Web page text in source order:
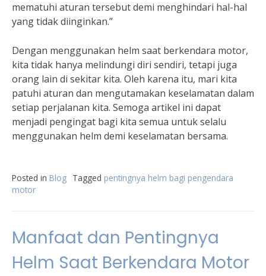
mematuhi aturan tersebut demi menghindari hal-hal
yang tidak diinginkan.”
Dengan menggunakan helm saat berkendara motor,
kita tidak hanya melindungi diri sendiri, tetapi juga
orang lain di sekitar kita. Oleh karena itu, mari kita
patuhi aturan dan mengutamakan keselamatan dalam
setiap perjalanan kita. Semoga artikel ini dapat
menjadi pengingat bagi kita semua untuk selalu
menggunakan helm demi keselamatan bersama.
Posted in Blog Tagged pentingnya helm bagi pengendara
motor
Manfaat dan Pentingnya
Helm Saat Berkendara Motor